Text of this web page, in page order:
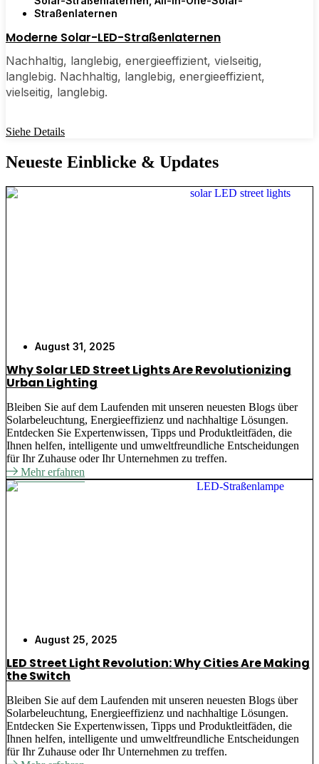
Straßenlaternen
Moderne Solar-LED-Straßenlaternen
Nachhaltig, langlebig, energieeffizient, vielseitig,
langlebig. Nachhaltig, langlebig, energieeffizient,
vielseitig, langlebig.
Siehe Details
Neueste Einblicke & Updates
August 31, 2025
Why Solar LED Street Lights Are Revolutionizing
Urban Lighting
Bleiben Sie auf dem Laufenden mit unseren neuesten Blogs über
Solarbeleuchtung, Energieeffizienz und nachhaltige Lösungen.
Entdecken Sie Expertenwissen, Tipps und Produktleitfäden, die
Ihnen helfen, intelligente und umweltfreundliche Entscheidungen
für Ihr Zuhause oder Ihr Unternehmen zu treffen.
Mehr erfahren
August 25, 2025
LED Street Light Revolution: Why Cities Are Making
the Switch
Bleiben Sie auf dem Laufenden mit unseren neuesten Blogs über
Solarbeleuchtung, Energieeffizienz und nachhaltige Lösungen.
Entdecken Sie Expertenwissen, Tipps und Produktleitfäden, die
Ihnen helfen, intelligente und umweltfreundliche Entscheidungen
für Ihr Zuhause oder Ihr Unternehmen zu treffen.